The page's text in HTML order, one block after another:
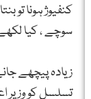
کنفیوژ ہونا تو
سوچے ، کیا
زیادہ پیچھے
تسلسل کو